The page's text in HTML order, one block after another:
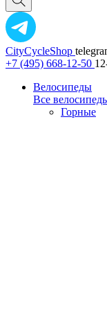
CityCycleShop
+7 (495) 668-12-50
Велосипеды
Все
Горные